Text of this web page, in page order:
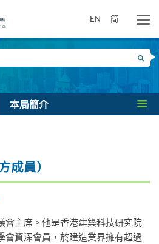
EN 简
搜尋
本局簡介
成員）
會主席。他是香港建築科技研究院
會資深會員，於建造業界擁有超過